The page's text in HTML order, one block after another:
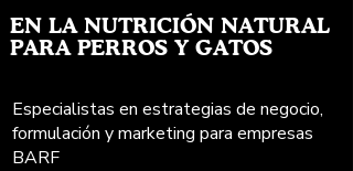
​EN LA NUTRICIÓN NATURAL
PARA PERROS Y GATOS
Especialistas en estrategias de negocio,
formulación y marketing para empresas
BARF